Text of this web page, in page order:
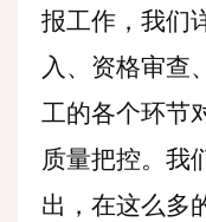
报工作，我们
入、资格审查
工的各个环节
质量把控。我
出，在这么多